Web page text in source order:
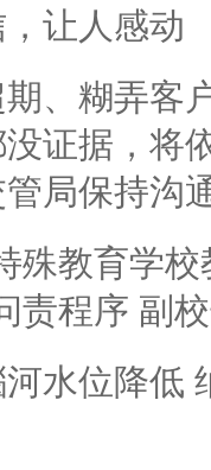
让人感动
、糊弄客
证据，将
局保持沟
殊教育学
责程序 副
水位降低